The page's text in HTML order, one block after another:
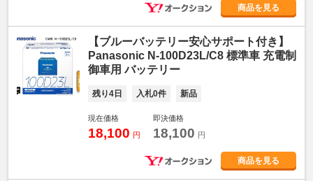
商品を見る
【ブルーバッテリー安心サポート付き】
Panasonic N-100D23L/C8 標準車 充電制
御車用 バッテリー
残り4日 入札0件 新品
現在価格
18,100 円
即決価格
18,100 円
商品を見る